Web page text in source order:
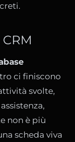
ci finiscono
svolte,
non è più
scheda viva